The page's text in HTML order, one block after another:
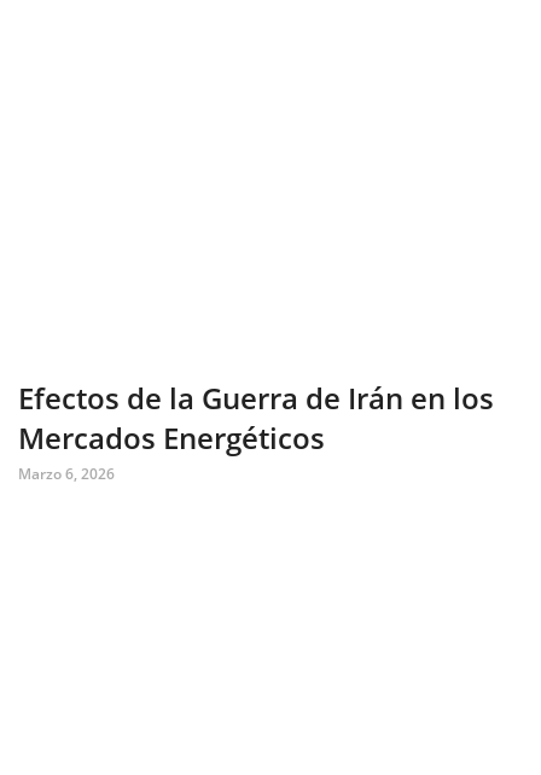
Efectos de la Guerra de Irán en los
Mercados Energéticos
Marzo 6, 2026